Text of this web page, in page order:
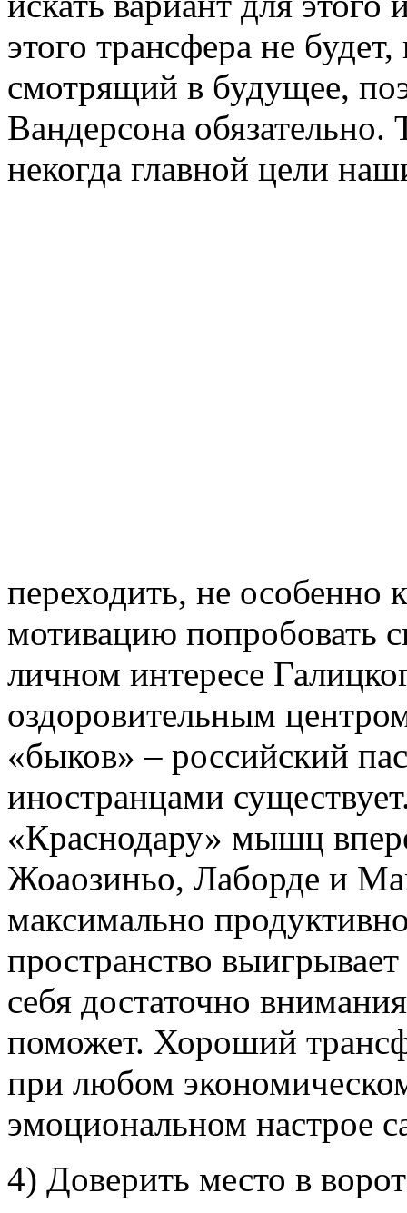
этого трансфера не
смотрящий в будущее,
Вандерсона обязательно.
некогда главной цели
переходить, не особенно
мотивацию попробовать
личном интересе
оздоровительным
«быков» – российский
иностранцами
«Краснодару» мышц
Жоаозиньо, Лаборде и
максимально
пространство
себя достаточно
поможет. Хороший
при любом
эмоциональном настрое
4) Доверить место в